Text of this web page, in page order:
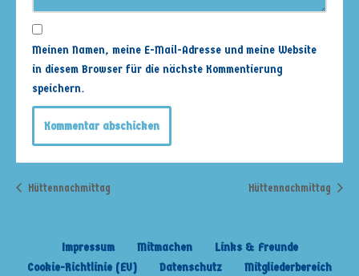
Meinen Namen, meine E-Mail-Adresse und meine Website
in diesem Browser für die nächste Kommentierung
speichern.
Hüttennachmittag Hüttennachmittag
Impressum Mitmachen
Links & Freunde
Cookie-Richtlinie (EU)
Datenschutz Mitgliederbereich